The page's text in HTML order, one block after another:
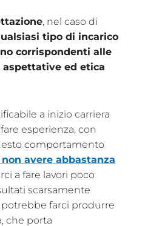
, nel caso di
tipo di incarico
corrispondenti alle
aspettative ed etica
a inizio carriera
esperienza, con
comportamento
avere abbastanza
a fare lavori poco
scarsamente
potrebbe farci produrre
che porta